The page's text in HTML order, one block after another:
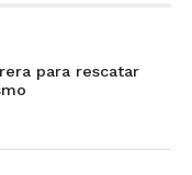
para rescatar